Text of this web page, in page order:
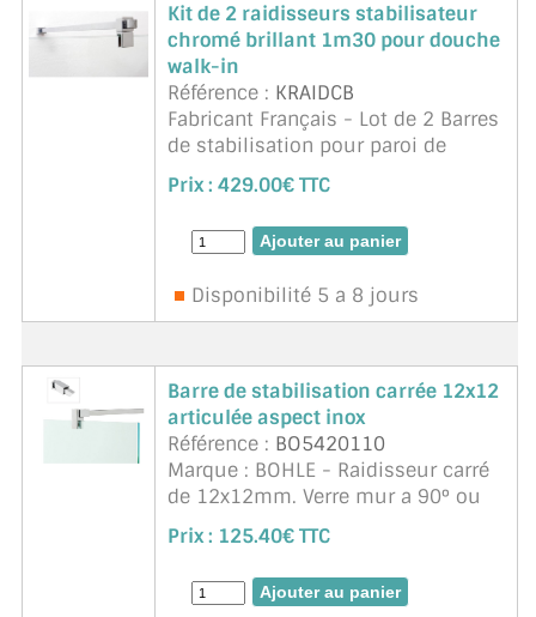
Kit de 2 raidisseurs stabilisateur
chromé brillant 1m30 pour douche
walk-in
Référence : KRAIDCB
Fabricant Français - Lot de 2 Barres
de stabilisation pour paroi de
douche de 6 à 10mm d'épaisseur.
Réglable et orientable, recoupe
facile, finition parfaite, tube carré.
Ligne moderne et ...suite
Prix : 429.00€ TTC
Disponibilité 5 a 8 jours
Barre de stabilisation carrée 12x12
articulée aspect inox
Référence : BO5420110
Marque : BOHLE - Raidisseur carré
de 12x12mm. Verre mur a 90° ou
45°. Matériau : Laiton. Longueur
1210mm recoupable. Système vis
caché. Pour verre épaisseur 8 à
10mm. ...suite
Prix : 125.40€ TTC